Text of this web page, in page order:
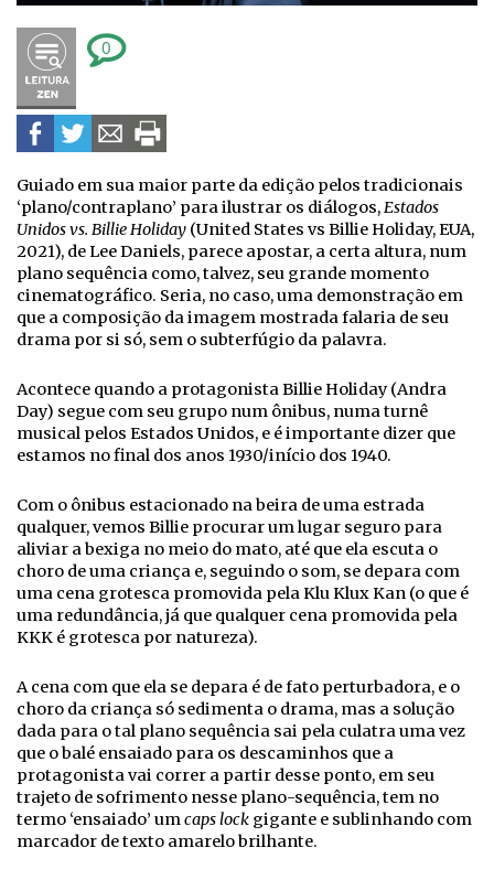
0
Guiado em sua maior parte da edição pelos tradicionais
‘plano/contraplano’ para ilustrar os diálogos,Estados
Unidos vs. Billie Holiday (United States vs Billie Holiday, EUA,
2021), de Lee Daniels, parece apostar, a certa altura, num
plano sequência como, talvez, seu grande momento
cinematográfico. Seria, no caso, uma demonstração em
que a composição da imagem mostrada falaria de seu
drama por si só, sem o subterfúgio da palavra.
Acontece quando a protagonista Billie Holiday (Andra
Day) segue com seu grupo num ônibus, numa turnê
musical pelos Estados Unidos, e é importante dizer que
estamos no final dos anos 1930/início dos 1940.
Com o ônibus estacionado na beira de uma estrada
qualquer, vemos Billie procurar um lugar seguro para
aliviar a bexiga no meio do mato, até que ela escuta o
choro de uma criança e, seguindo o som, se depara com
uma cena grotesca promovida pela Klu Klux Kan (o que é
uma redundância, já que qualquer cena promovida pela
KKK é grotesca por natureza).
A cena com que ela se depara é de fato perturbadora, e o
choro da criança só sedimenta o drama, mas a solução
dada para o tal plano sequência sai pela culatra uma vez
que o balé ensaiado para os descaminhos que a
protagonista vai correr a partir desse ponto, em seu
trajeto de sofrimento nesse plano-sequência, tem no
termo ‘ensaiado’ umcaps lock gigante e sublinhando com
marcador de texto amarelo brilhante.